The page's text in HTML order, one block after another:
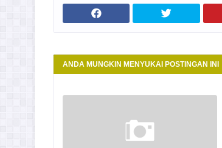
ANDA MUNGKIN MENYUKAI POSTINGAN INI